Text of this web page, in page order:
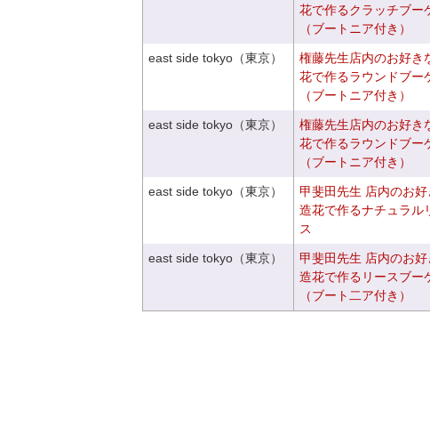
花で作るクラッチブー
（ブートニア付き）
east side tokyo（東京）
権藤先生店内のお好き
花で作るラウンドブー
（ブートニア付き）
east side tokyo（東京）
権藤先生店内のお好き
花で作るラウンドブー
（ブートニア付き）
east side tokyo（東京）
甲斐田先生 店内のお好
造花で作るナチュラル
ス
east side tokyo（東京）
甲斐田先生 店内のお好
造花で作るリースブー
（ブート二ア付き）